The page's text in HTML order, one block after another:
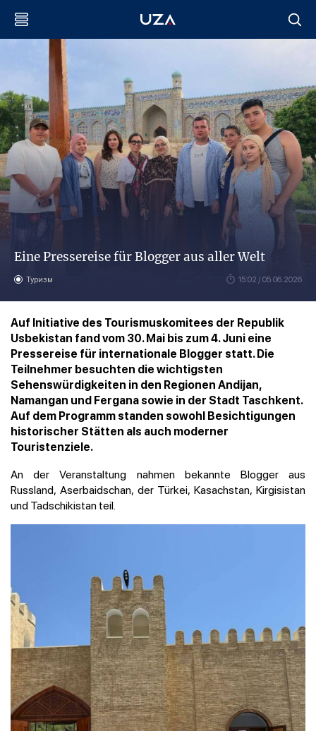
Eine Pressereise für Blogger aus aller Welt
Туризм 15:02 / 05.06.2026
Auf Initiative des Tourismuskomitees der Republik
Usbekistan fand vom 30. Mai bis zum 4. Juni eine
Pressereise für internationale Blogger statt. Die
Teilnehmer besuchten die wichtigsten
Sehenswürdigkeiten in den Regionen Andijan,
Namangan und Fergana sowie in der Stadt Taschkent.
Auf dem Programm standen sowohl Besichtigungen
historischer Stätten als auch moderner
Touristenziele.
An der Veranstaltung nahmen bekannte Blogger aus
Russland, Aserbaidschan, der Türkei, Kasachstan, Kirgisistan
und Tadschikistan teil.